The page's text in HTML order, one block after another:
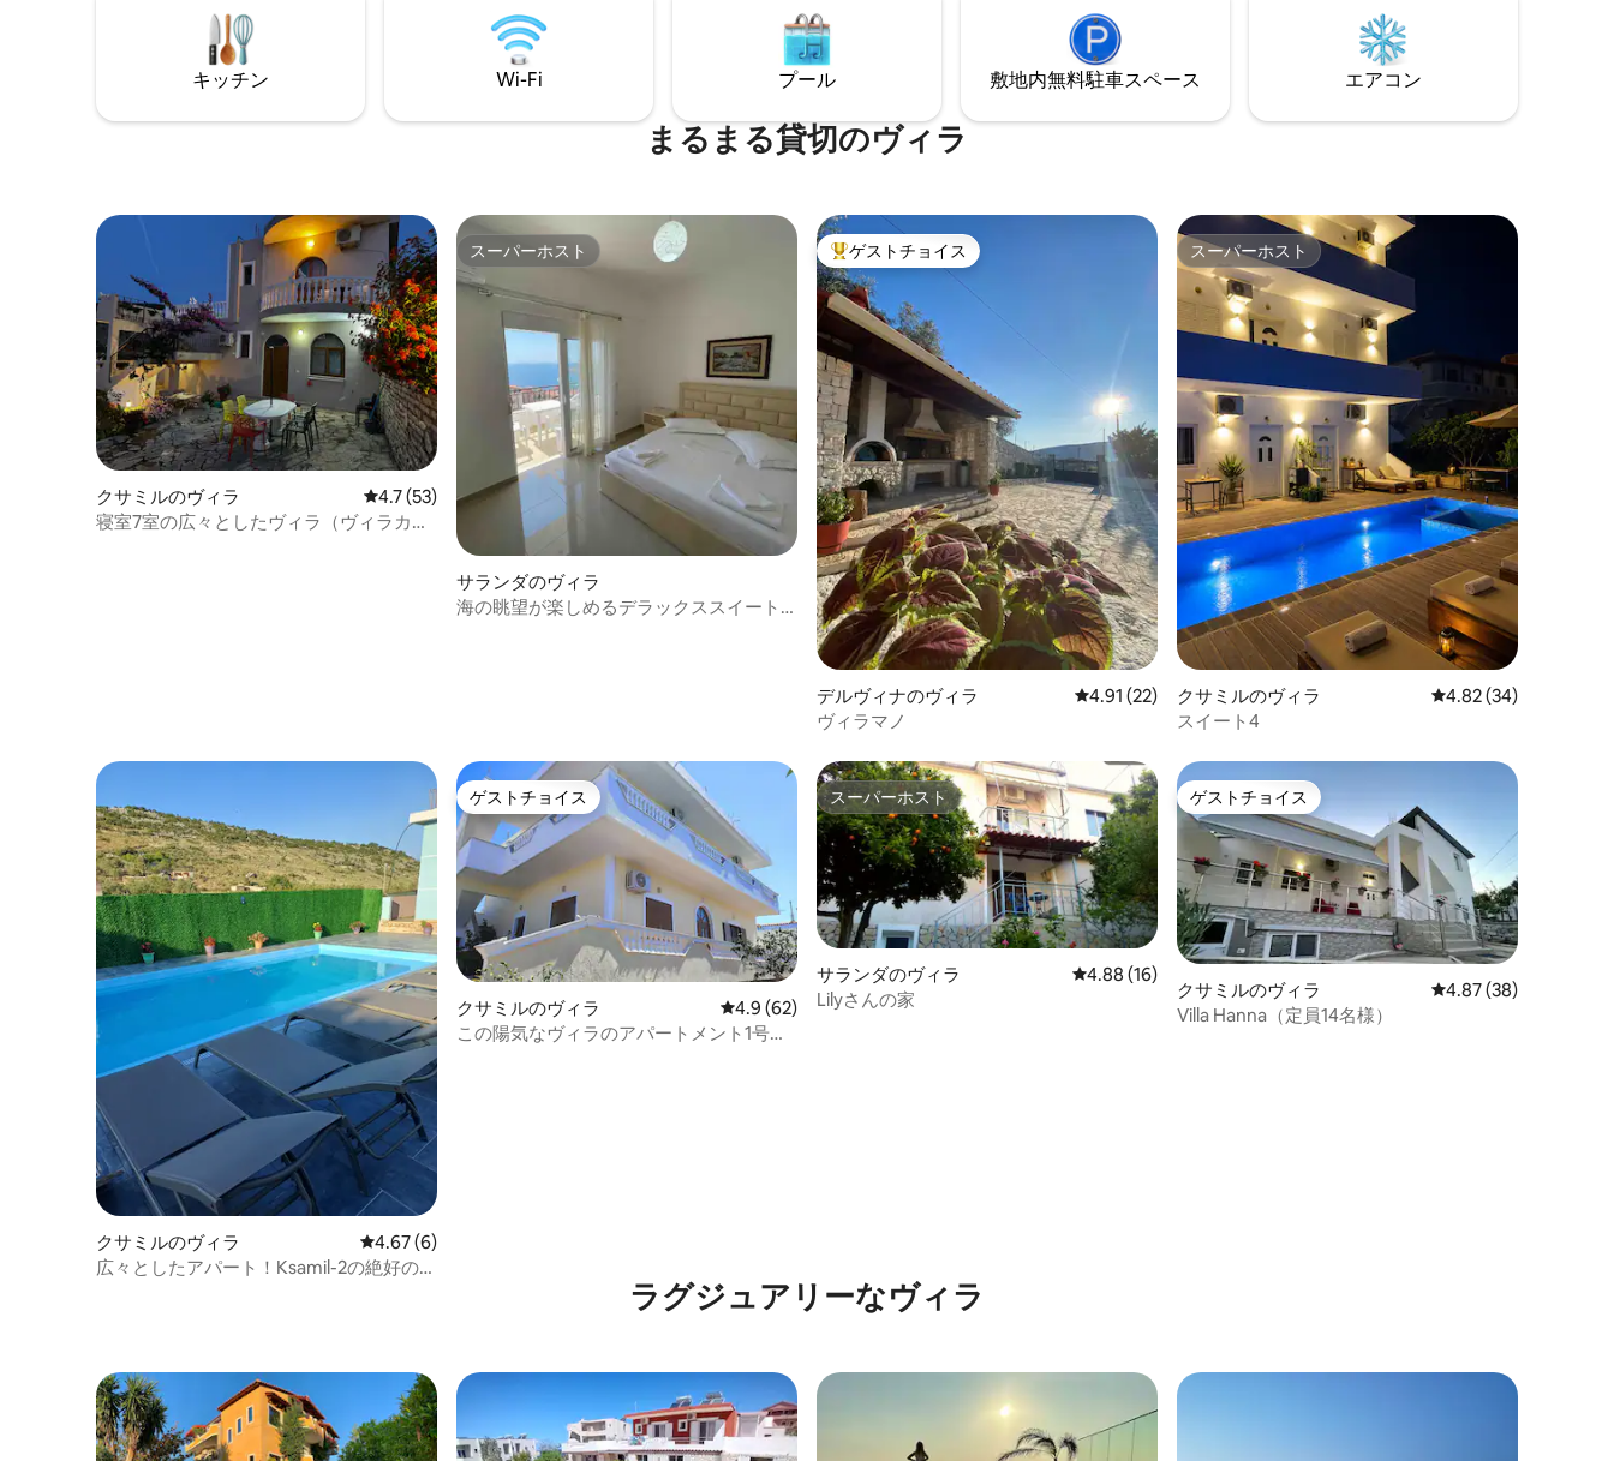
はアルバニアの伝統的なライフスタイル
を反映しています。エアコン付きの寝室4
室、フルバスルーム2室、ダイニングルー
ム、ラウンジルーム、キッチン、駐車ス
ペース1台分。喫煙、ペットは禁止です。
最低7泊からご予約いただけます。
すべて、素晴らしいロケーションにあり
ます。 ここではただ宿泊するだけではあ
りません まるで自宅のような居心地で
す。 今すぐご予約ください。素晴らしい
ンドリー、ハウスキーピングがありま
す。プール、スパ、ビーチパラソルへの
アクセス（追加料金）。
級ジャグジーが備えられ、素晴らしい海
が一望できます。完全なプライバシーを
確保してリラックスするのに最適で、サ
ンベッドも備えられているため、最高の
休暇体験ができます。
キッチン Wi-Fi プール 敷地内無料駐⁠車ス⁠ペ⁠ー⁠ス エアコン
まるまる貸切のヴィラ
クサミルのヴィラ レビュー53件、5つ星中4.7つ星の平均評価
4.7 (53)
寝室7室の広々としたヴィラ（ヴィラカッ
スーパーホスト
スーパーホスト
サランダのヴィラ
海の眺望が楽しめるデラックススイート
大好評のゲストチョイスです。
ゲストチョイス
デルヴィナのヴィラ レビュー22件、5つ星中4.91つ星の平均評価
4.91 (22)
ヴィラマノ
スーパーホスト
スーパーホスト
クサミルのヴィラ レビュー34件、5つ星
4.82 (34)
スイート4
クサミルのヴィラ レビュー6件、5つ星中4.67つ星の平均評価
4.67 (6)
広々としたアパート！Ksamil-2の絶好のロ
ゲストチョイス
ゲストチョイス
クサミルのヴィラ レビュー62件、5つ星中4.9つ星の平均評価
4.9 (62)
この陽気なヴィラのアパートメント1号室
スーパーホスト
スーパーホスト
サランダのヴィラ レビュー16件、5つ星中4.88つ星の平均評価
4.88 (16)
Lilyさんの家
ゲストチョイス
ゲストチョイス
クサミルのヴィラ レビュー38件、5つ星
4.87 (38)
Villa Hanna（定員14名様）
ラグジュアリーなヴィラ